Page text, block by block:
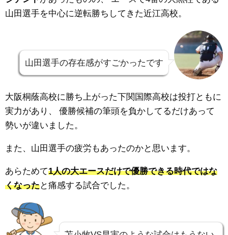
山田選手を中心に逆転勝ちしてきた近江高校。
山田選手の存在感がすごかったです
大阪桐蔭高校に勝ち上がった下関国際高校は投打ともに
実力があり、
優勝候補の筆頭を負かしてるだけあって
勢いが違いました。
また、山田選手の疲労もあったのかと思います。
あらためて1人の大エースだけで優勝できる時代ではな
くなったと痛感する試合でした。